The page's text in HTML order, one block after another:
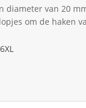
diameter van 20
om de haken